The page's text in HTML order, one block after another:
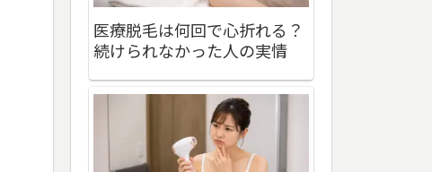
医療脱毛は何回で心折れる？
続けられなかった人の実情